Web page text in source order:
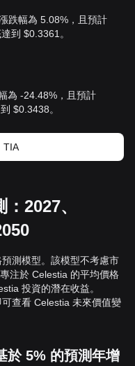
跌幅為 5.08%，且預計
到 $0.3361。
為 -24.48%，且預計
$0.3438。
TIA
2027、
測模型。該模型不考慮市
注於 Celestia 的平均價格
投資的潛在收益。
查看 Celestia 未來價值變
於 5% 的預測年增